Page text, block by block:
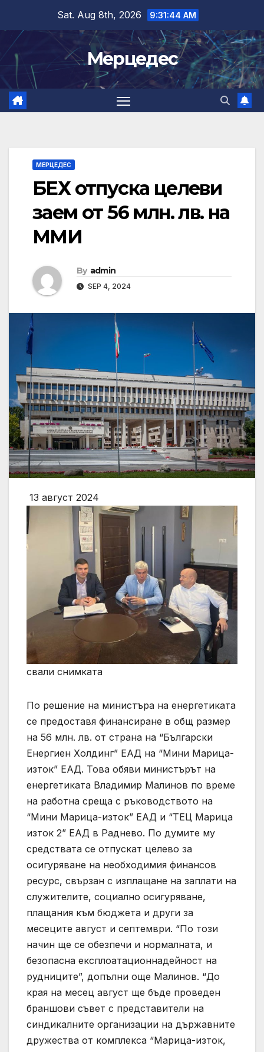
content
Sat. Aug 8th, 2026 9:31:45 AM
Мерцедес
МЕРЦЕДЕС
БЕХ отпуска целеви
заем от 56 млн. лв. на
ММИ
By admin
SEP 4, 2024
13 август 2024
свали снимката
По решение на министъра на енергетиката
се предоставя финансиране в общ размер
на 56 млн. лв. от страна на “Български
Енергиен Холдинг” ЕАД на “Мини Марица-
изток” ЕАД. Това обяви министърът на
енергетиката Владимир Малинов по време
на работна среща с ръководството на
“Мини Марица-изток” ЕАД и “ТЕЦ Марица
изток 2” ЕАД в Раднево. По думите му
средствата се отпускат целево за
осигуряване на необходимия финансов
ресурс, свързан с изплащане на заплати на
служителите, социално осигуряване,
плащания към бюджета и други за
месеците август и септември. “По този
начин ще се обезпечи и нормалната, и
безопасна експлоатационнадейност на
рудниците”, допълни още Малинов. “До
края на месец август ще бъде проведен
браншови съвет с представители на
синдикалните организации на държавните
дружества от комплекса “Марица-изток,